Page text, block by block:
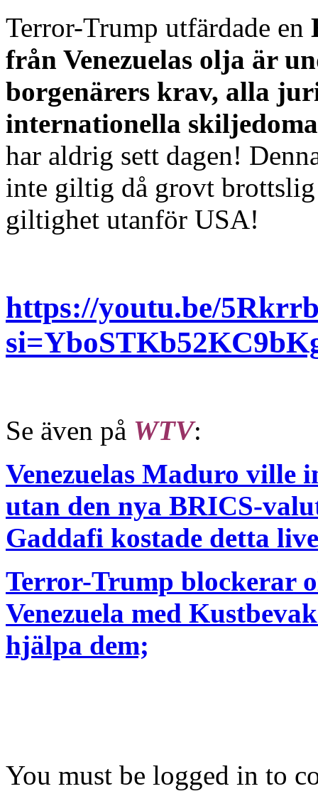
Terror-Trump utfärdade en
från Venezuelas olja är
borgenärers krav, alla
internationella
har aldrig sett dagen!
inte giltig då grovt
giltighet utanför USA!
https://youtu.be/
Se även på WTV:
Venezuelas Maduro ville
utan den nya BRICS-
Gaddafi kostade detta
Terror-Trump blockerar
Venezuela med
hjälpa dem;
You must be logged in to